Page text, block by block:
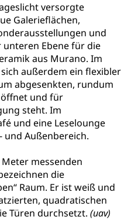
versorgte
Galerieflächen,
und
Ebene für die
aus Murano. Im
außerdem ein flexibler
abgesenkten, rundum
und für
steht. Im
und eine Leselounge
und Außenbereich.
Meter messenden
die
Raum. Er ist weiß und
quadratischen
Türen durchsetzt. (uav)